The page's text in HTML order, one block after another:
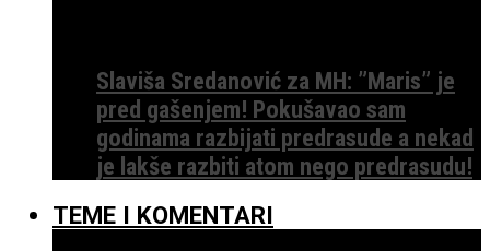
Slaviša Sredanović za MH: ”Maris” je
pred gašenjem! Pokušavao sam
godinama razbijati predrasude a nekad
je lakše razbiti atom nego predrasudu!
TEME I KOMENTARI